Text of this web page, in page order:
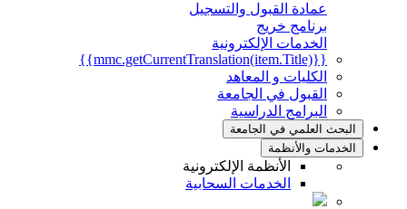
عمادة القبول والتسجيل
برنامج خريج
الخدمات الإلكترونية
{{mmc.getCurrentTranslation(item.Title)}}
الكليات و المعاهد
القبول في الجامعة
البرامج الدراسية
البحث العلمي في الجامعة
الخدمات والأنظمة
الأنظمة الإلكترونية
الخدمات السحابية